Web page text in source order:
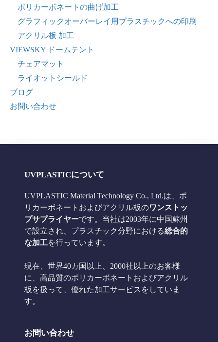
ポリカーボネートの曲げ加工
グラフィックオーバーレイ用プラスチックへの印刷
アクリル板 加工
VIEWSKY ドームテント
チェアマット
ライオットシールド
ブログ
お問い合わせ
UVPLASTICについて
UVPLASTIC Material Technology Co., Ltd.は、ポ
リカーボネートおよびアクリル板のワンストッ
プサプライヤーです。当社は2003年に中国蘇州
で設立され、プラスチック分野における総合的
な加工を行っています。
現在、世界40カ国以上、2000社以上のお客様
に、高品質のポリカーボネートおよびアクリル
板を扱って、優れた加工サービスをしていま
す。
お問い合わせ